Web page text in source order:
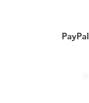
CANASTASPayPal